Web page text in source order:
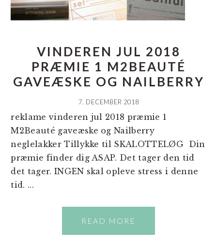
VINDEREN JUL 2018
PRÆMIE 1 M2BEAUTÉ
GAVEÆSKE OG NAILBERRY
7. DECEMBER 2018
reklame vinderen jul 2018 præmie 1
M2Beauté gaveæske og Nailberry
neglelakker Tillykke til SKALOTTELØG Din
præmie finder dig ASAP. Det tager den tid
det tager. INGEN skal opleve stress i denne
tid. ...
READ MORE